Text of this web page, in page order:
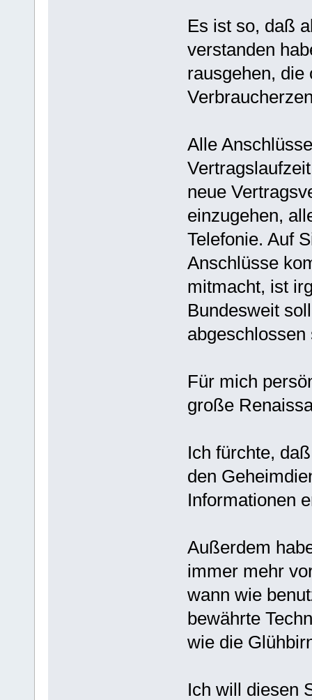
Es ist so, daß
verstanden
rausgehen, die
Alle
neue
einzugehen,
Telefonie. Auf
Anschlüsse
mitmacht, ist
Bundesweit
abgeschlossen
Für mich
große
Ich fürchte,
den
Informationen
Außerdem
immer mehr
wann wie
bewährte
wie die
Ich will diesen